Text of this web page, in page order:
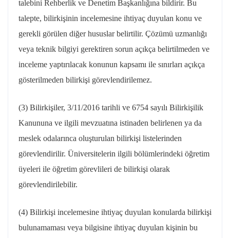
talebini Rehberlik ve Denetim Başkanlığına bildirir. Bu
talepte, bilirkişinin incelemesine ihtiyaç duyulan konu ve
gerekli görülen diğer hususlar belirtilir. Çözümü uzmanlığı
veya teknik bilgiyi gerektiren sorun açıkça belirtilmeden ve
inceleme yaptırılacak konunun kapsamı ile sınırları açıkça
gösterilmeden bilirkişi görevlendirilemez.
(3) Bilirkişiler, 3/11/2016 tarihli ve 6754 sayılı Bilirkişilik
Kanununa ve ilgili mevzuatına istinaden belirlenen ya da
meslek odalarınca oluşturulan bilirkişi listelerinden
görevlendirilir. Üniversitelerin ilgili bölümlerindeki öğretim
üyeleri ile öğretim görevlileri de bilirkişi olarak
görevlendirilebilir.
(4) Bilirkişi incelemesine ihtiyaç duyulan konularda bilirkişi
bulunamaması veya bilgisine ihtiyaç duyulan kişinin bu